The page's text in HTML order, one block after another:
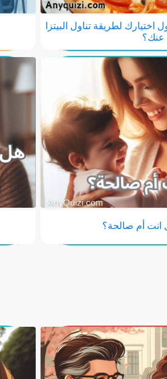
اختيارك لطريقة تناول البيتزا
عنك؟
انت أم صالحة؟